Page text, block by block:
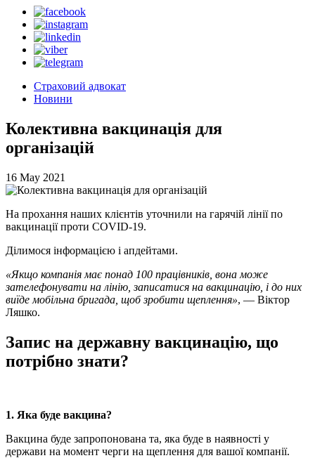
Страховий адвокат
Новини
Колективна вакцинація для
організацій
16 May 2021
На прохання наших клієнтів уточнили на гарячій лінії по
вакцинації проти COVID-19.
Ділимося інформацією і апдейтами.
«Якщо компанія має понад 100 працівників, вона може
зателефонувати на лінію, записатися на вакцинацію, і до них
виїде мобільна бригада, щоб зробити щеплення», — Віктор
Ляшко.
Запис на державну вакцинацію, що
потрібно знати?
1. Яка буде вакцина?
Вакцина буде запропонована та, яка буде в наявності у
держави на момент черги на щеплення для вашої компанії.